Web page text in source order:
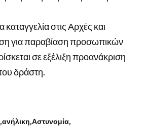
στις Αρχές και
για παραβίαση προσωπικών
σε εξέλιξη προανάκριση
δράστη.
ανήλικη Αστυνομία